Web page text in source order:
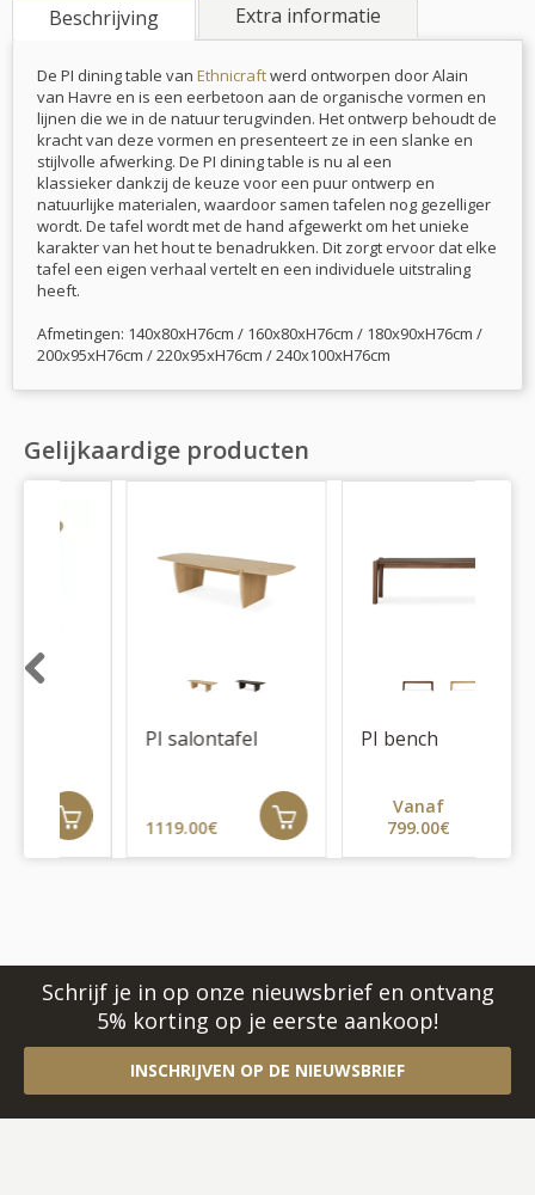
Beschrijving Extra informatie
De PI dining table van Ethnicraftwerd ontworpen door Alain
van Havre en is een eerbetoon aan de organische vormen en
lijnen die we in de natuur terugvinden. Het ontwerp behoudt de
kracht van deze vormen en presenteert ze in een slanke en
stijlvolle afwerking. De PI dining table is nu al een
klassieker dankzij de keuze voor een puur ontwerp en
natuurlijke materialen, waardoor samen tafelen nog gezelliger
wordt. De tafel wordt met de hand afgewerkt om het unieke
karakter van het hout te benadrukken. Dit zorgt ervoor dat elke
tafel een eigen verhaal vertelt en een individuele uitstraling
heeft.
Afmetingen: 140x80xH76cm / 160x80xH76cm / 180x90xH76cm /
200x95xH76cm / 220x95xH76cm / 240x100xH76cm
Gelijkaardige producten
PI salontafel
1119.00€
PI bench
Schrijf je in op onze nieuwsbrief en ontvang
5% korting op je eerste aankoop!
INSCHRIJVEN OP DE NIEUWSBRIEF